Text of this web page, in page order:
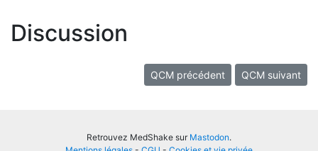
Discussion
QCM précédent QCM suivant
Retrouvez MedShake sur Mastodon.